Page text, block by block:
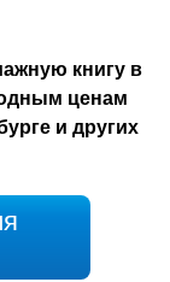
книгу в
ценам
и других